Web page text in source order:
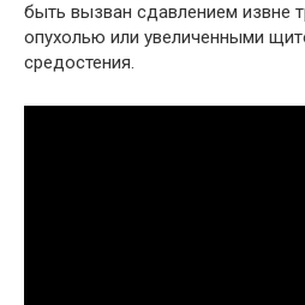
быть вызван сдавлением извне
опухолью или увеличенными
средостения.